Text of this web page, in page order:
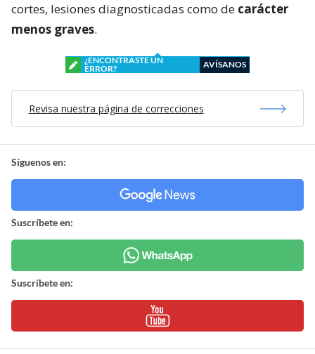
cortes, lesiones diagnosticadas como de carácter
menos graves.
¿ENCONTRASTE UN
ERROR?
AVÍSANOS
Revisa nuestra página de correcciones
Síguenos en:
Suscríbete en:
Suscríbete en: